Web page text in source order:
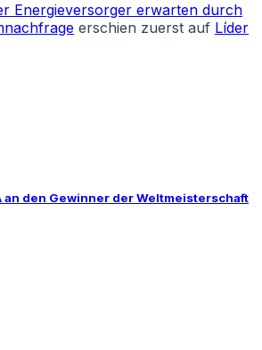
Energieversorger erwarten durch
erschien zuerst auf Líder
an den Gewinner der Weltmeisterschaft